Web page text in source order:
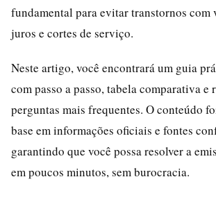
fundamental para evitar transtornos com
juros e cortes de serviço.
Neste artigo, você encontrará um guia
com passo a passo, tabela comparativa e
perguntas mais frequentes. O conteúdo
base em informações oficiais e fontes
garantindo que você possa resolver a
em poucos minutos, sem burocracia.